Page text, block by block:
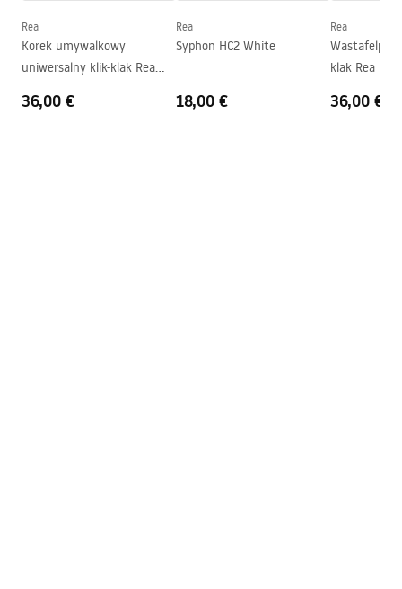
Vorm
Kraangat
Nee
Rea
Korek umywalkowy
uniwersalny klik-klak Rea
36,00 €
Rea
Syphon HC2 White
18,00 €
Rea
klak Rea
36,00 €